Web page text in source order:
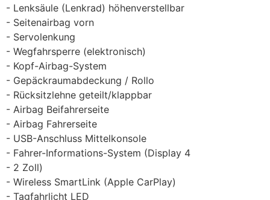
Lenksäule (Lenkrad) höhenverstellbar
Seitenairbag vorn
Servolenkung
Wegfahrsperre (elektronisch)
Kopf-Airbag-System
Gepäckraumabdeckung / Rollo
Rücksitzlehne geteilt/klappbar
Airbag Beifahrerseite
Airbag Fahrerseite
USB-Anschluss Mittelkonsole
Fahrer-Informations-System (Display 4
2 Zoll)
Wireless SmartLink (Apple CarPlay)
Tagfahrlicht LED